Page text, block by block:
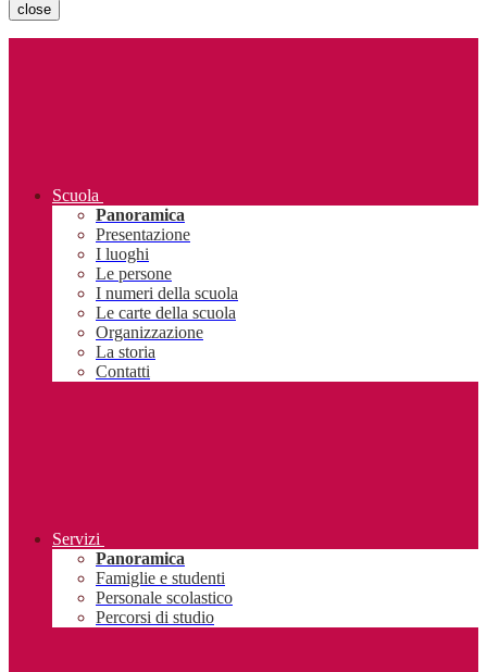
close
Scuola
Panoramica
Presentazione
I luoghi
Le persone
I numeri della scuola
Le carte della scuola
Organizzazione
La storia
Contatti
Servizi
Panoramica
Famiglie e studenti
Personale scolastico
Percorsi di studio